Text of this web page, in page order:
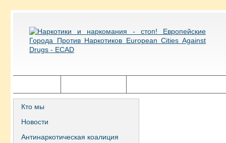
Кто мы
Новости
Антинаркотическая коалиция